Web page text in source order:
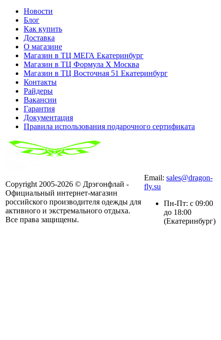
Новости
Блог
Как купить
Доставка
О магазине
Магазин в ТЦ МЕГА Екатеринбург
Магазин в ТЦ Формула X Москва
Магазин в ТЦ Восточная 51 Екатеринбург
Контакты
Райдеры
Вакансии
Гарантия
Документация
Правила использования подарочного сертификата
Copyright 2005-2026 © Дрэгонфлай -
Официальный интернет-магазин
российского производителя одежды для
активного и экстремального отдыха.
Все права защищены.
Email: sales@dragon-
fly.su
Пн-Пт: с 09:00
до 18:00
(Екатеринбург)